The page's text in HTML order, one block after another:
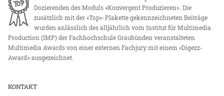
Dozierenden des Moduls «Konvergent Produzieren». Die
zusätzlich mit der «Top»-Plakette gekennzeichneten Beiträge
wurden anlässlich des alljährlich vom Institut für Multimedia
Production (IMP) der Fachhochschule Graubünden veranstalteten
Multimedia Awards von einer externen Fachjury mit einem «Digezz-
Award» ausgezeichnet.
KONTAKT